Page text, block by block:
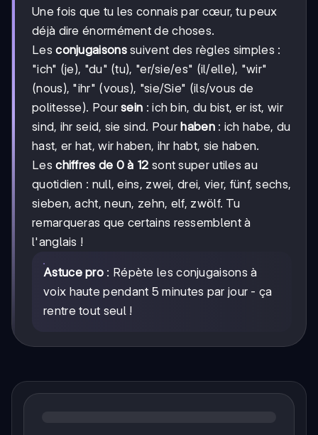
Une fois que tu les connais par cœur, tu peux
déjà dire énormément de choses.
Lesconjugaisonssuivent des règles simples :
"ich" (je), "du" (tu), "er/sie/es" (il/elle), "wir"
(nous), "ihr" (vous), "sie/Sie" (ils/vous de
politesse). Poursein : ich bin, du bist, er ist, wir
sind, ihr seid, sie sind. Pourhaben: ich habe, du
hast, er hat, wir haben, ihr habt, sie haben.
Leschiffres de 0 à 12 sont super utiles au
quotidien : null, eins, zwei, drei, vier, fünf, sechs,
sieben, acht, neun, zehn, elf, zwölf. Tu
remarqueras que certains ressemblent à
l'anglais !
Astuce pro : Répète les conjugaisons à
voix haute pendant 5 minutes par jour - ça
rentre tout seul !